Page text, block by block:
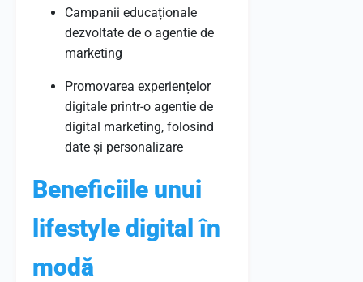
Campanii educaționale
dezvoltate de o agentie de
marketing
Promovarea experiențelor
digitale printr-o agentie de
digital marketing, folosind
date și personalizare
Beneficiile unui
lifestyle digital în
modă